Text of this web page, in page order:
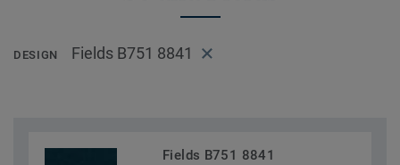
DESIGN Fields B751 8841
Fields B751 8841